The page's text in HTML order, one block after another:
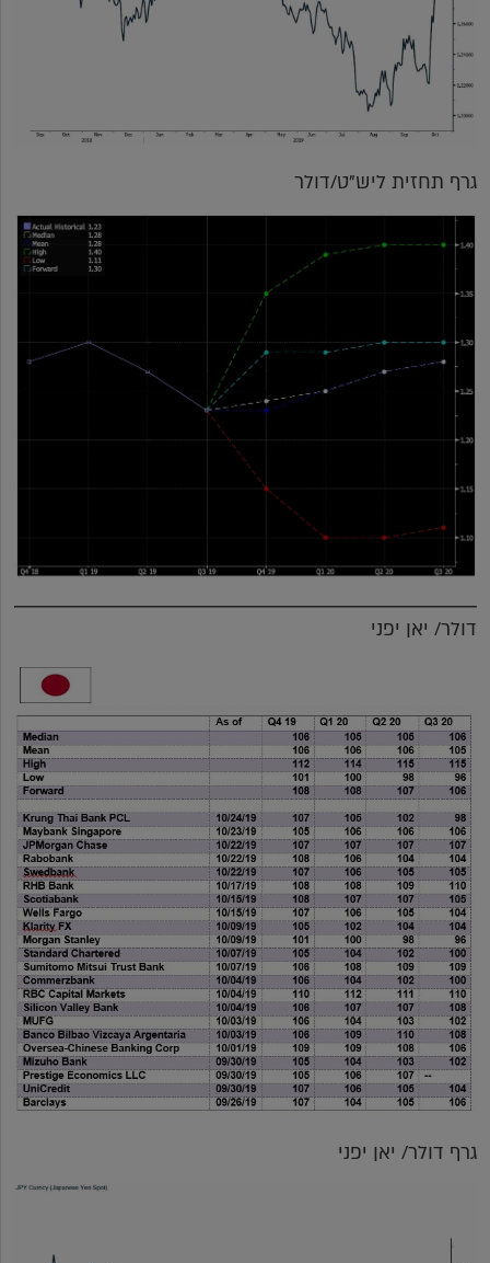
גרף תחזית ליש"ט/דולר
דולר/ יאן יפני
גרף דולר/ יאן יפני